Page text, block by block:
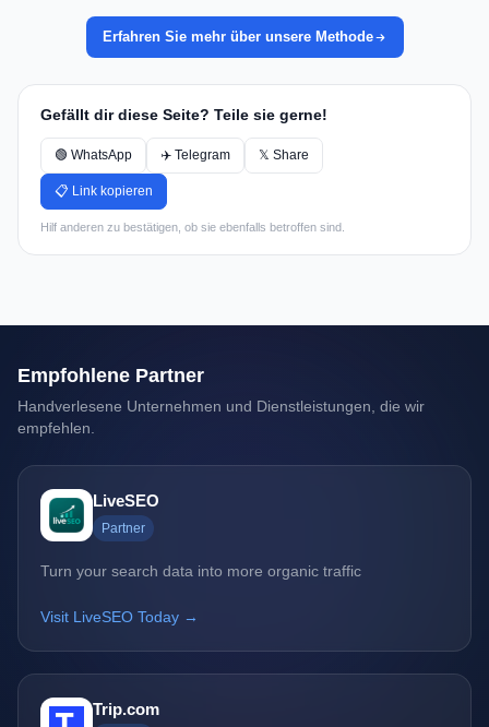
Erfahren Sie mehr über unsere Methode
Gefällt dir diese Seite? Teile sie gerne!
🟢 WhatsApp ✈️ Telegram 𝕏 Share
📋 Link kopieren
Hilf anderen zu bestätigen, ob sie ebenfalls betroffen sind.
Empfohlene Partner
Handverlesene Unternehmen und Dienstleistungen, die wir
empfehlen.
LiveSEO
Partner
Turn your search data into more organic traffic
Visit LiveSEO Today →
Trip.com